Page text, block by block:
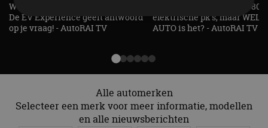
Welke elektrische auto past bij jou?
De EV Experience geeft antwoord
op je vraag! - AutoRAI TV
1.500 KG Trekgewicht & 380
elektrische pk's, maar
AUTO is het? - AutoRAI TV
Alle automerken
Selecteer een merk voor meer informatie, modellen
en alle nieuwsberichten
Functioneel
Niet-geclassificeerd
kernfunctionaliteiten van de website mogelijk, zoals
gebruikersaanmelding en accountbeheer. De
website kan niet goed worden gebruikt zonder de
strikt noodzakelijke cookies.